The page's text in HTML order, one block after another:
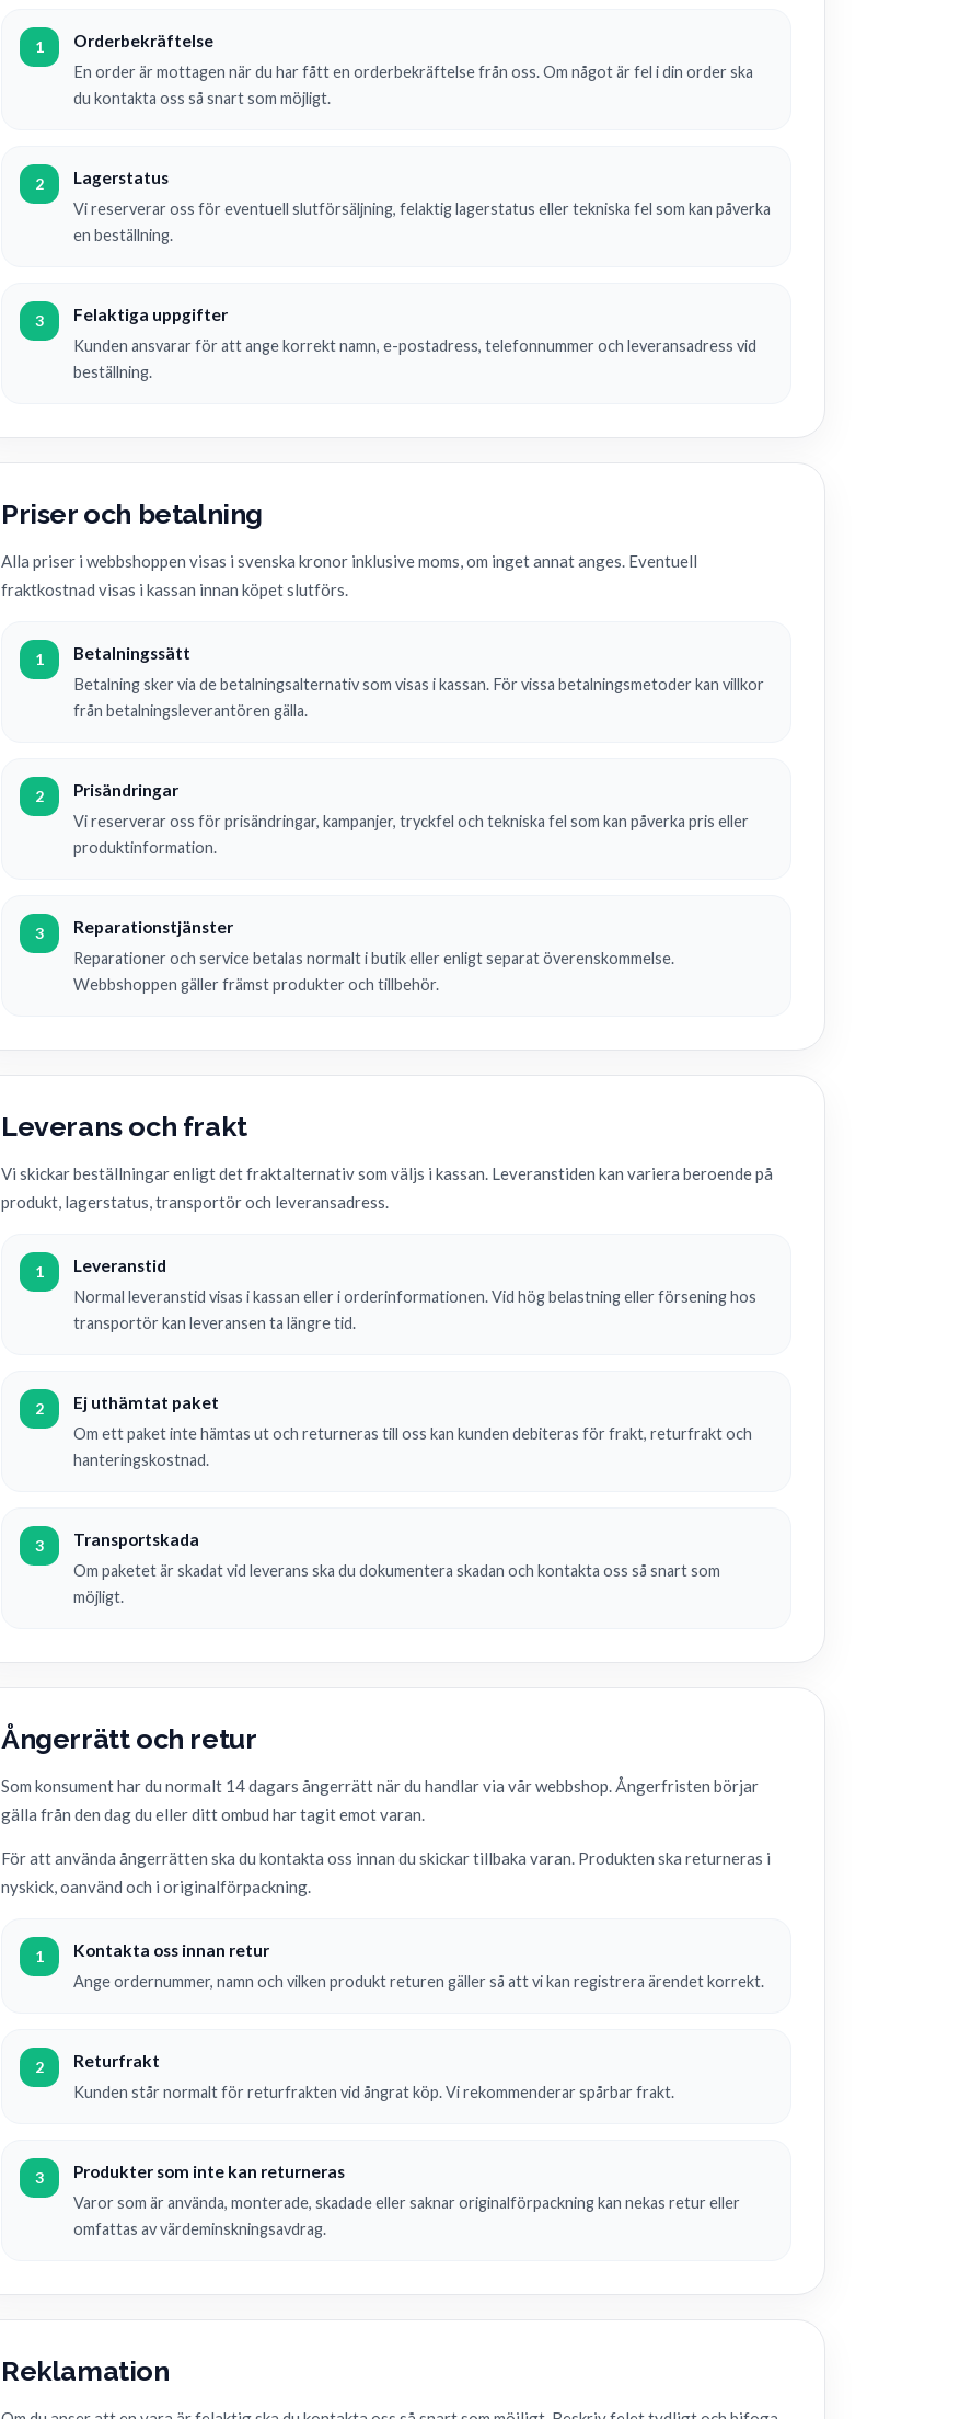
1 Orderbekräftelse
En order är mottagen när du har fått en orderbekräftelse från oss. Om något är fel i din order ska
du kontakta oss så snart som möjligt.
2 Lagerstatus
Vi reserverar oss för eventuell slutförsäljning, felaktig lagerstatus eller tekniska fel som kan påverka
en beställning.
3 Felaktiga uppgifter
Kunden ansvarar för att ange korrekt namn, e-postadress, telefonnummer och leveransadress vid
beställning.
Priser och betalning
Alla priser i webbshoppen visas i svenska kronor inklusive moms, om inget annat anges. Eventuell
fraktkostnad visas i kassan innan köpet slutförs.
1 Betalningssätt
Betalning sker via de betalningsalternativ som visas i kassan. För vissa betalningsmetoder kan villkor
från betalningsleverantören gälla.
2 Prisändringar
Vi reserverar oss för prisändringar, kampanjer, tryckfel och tekniska fel som kan påverka pris eller
produktinformation.
3 Reparationstjänster
Reparationer och service betalas normalt i butik eller enligt separat överenskommelse.
Webbshoppen gäller främst produkter och tillbehör.
Leverans och frakt
Vi skickar beställningar enligt det fraktalternativ som väljs i kassan. Leveranstiden kan variera beroende på
produkt, lagerstatus, transportör och leveransadress.
1 Leveranstid
Normal leveranstid visas i kassan eller i orderinformationen. Vid hög belastning eller försening hos
transportör kan leveransen ta längre tid.
2 Ej uthämtat paket
Om ett paket inte hämtas ut och returneras till oss kan kunden debiteras för frakt, returfrakt och
hanteringskostnad.
3 Transportskada
Om paketet är skadat vid leverans ska du dokumentera skadan och kontakta oss så snart som
möjligt.
Ångerrätt och retur
Som konsument har du normalt 14 dagars ångerrätt när du handlar via vår webbshop. Ångerfristen börjar
gälla från den dag du eller ditt ombud har tagit emot varan.
För att använda ångerrätten ska du kontakta oss innan du skickar tillbaka varan. Produkten ska returneras i
nyskick, oanvänd och i originalförpackning.
1 Kontakta oss innan retur
Ange ordernummer, namn och vilken produkt returen gäller så att vi kan registrera ärendet korrekt.
2 Returfrakt
Kunden står normalt för returfrakten vid ångrat köp. Vi rekommenderar spårbar frakt.
3 Produkter som inte kan returneras
Varor som är använda, monterade, skadade eller saknar originalförpackning kan nekas retur eller
omfattas av värdeminskningsavdrag.
Reklamation